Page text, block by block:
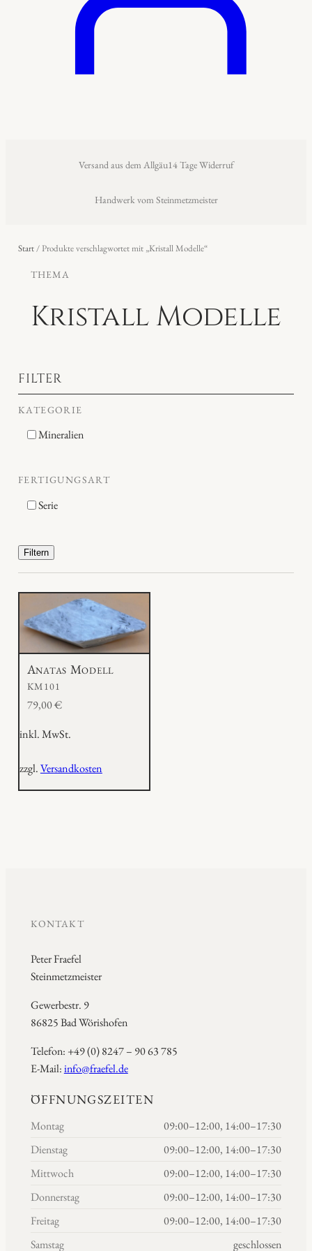
Versand aus dem Allgäu14 Tage Widerruf
Handwerk vom Steinmetzmeister
Start/ Produkte verschlagwortet mit „Kristall Modelle“
THEMA
Kristall Modelle
FILTER
KATEGORIE
Mineralien
FERTIGUNGSART
Serie
Filtern
Anatas Modell
KM101
79,00€
inkl. MwSt.
zzgl.Versandkosten
KONTAKT
Peter Fraefel
Steinmetzmeister
Gewerbestr. 9
86825 Bad Wörishofen
Telefon: +49 (0) 8247 – 90 63 785
E-Mail:info@fraefel.de
ÖFFNUNGSZEITEN
Montag
09:00–12:00, 14:00–17:30
Dienstag
09:00–12:00, 14:00–17:30
Mittwoch
09:00–12:00, 14:00–17:30
Donnerstag
09:00–12:00, 14:00–17:30
Freitag
09:00–12:00, 14:00–17:30
Samstag
geschlossen